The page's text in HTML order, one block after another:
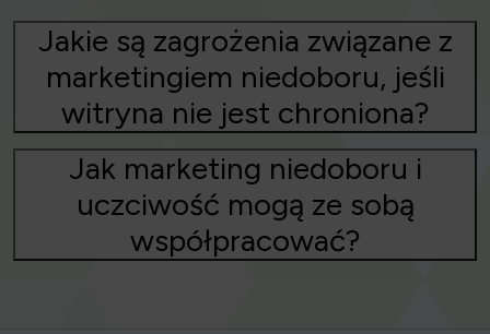
Jakie są zagrożenia związane z
marketingiem niedoboru, jeśli
witryna nie jest chroniona?
Jak marketing niedoboru i
uczciwość mogą ze sobą
współpracować?